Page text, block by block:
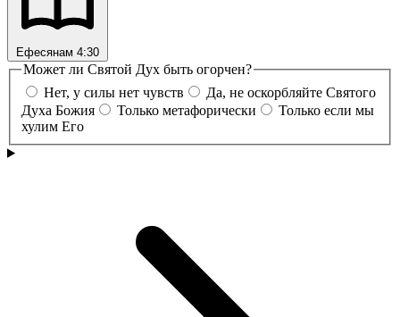
Ефесянам 4:30
Может ли Святой Дух быть огорчен?
Нет, у силы нет чувств
Да, не оскорбляйте Святого
Духа Божия
Только метафорически
Только если мы
хулим Его